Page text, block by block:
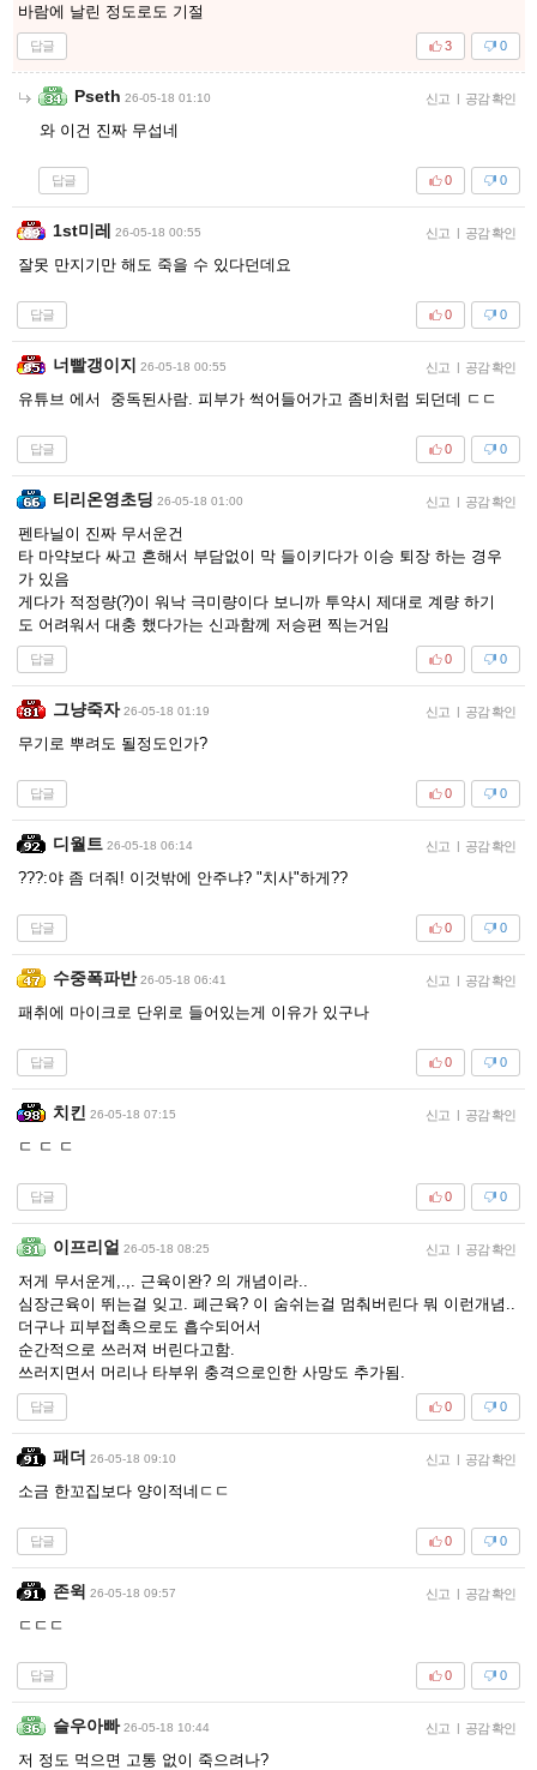
바람에 날린 정도로도 기절
답글 0
3
Pseth 26-05-18 01:10 신고 | 공감 확인
와 이건 진짜 무섭네
답글 0
0
1st미레 26-05-18 00:55 신고 | 공감 확인
잘못 만지기만 해도 죽을 수 있다던데요
답글 0
0
너빨갱이지 26-05-18 00:55 신고 | 공감 확인
유튜브 에서 중독된사람. 피부가 썩어들어가고 좀비처럼 되던데 ㄷㄷ
답글 0
0
티리온영초딩 26-05-18 01:00 신고 | 공감 확인
펜타닐이 진짜 무서운건
타 마약보다 싸고 흔해서 부담없이 막 들이키다가 이승 퇴장 하는 경우
가 있음
게다가 적정량(?)이 워낙 극미량이다 보니까 투약시 제대로 계량 하기
도 어려워서 대충 했다가는 신과함께 저승편 찍는거임
답글 0
0
그냥죽자 26-05-18 01:19 신고 | 공감 확인
무기로 뿌려도 될정도인가?
답글 0
0
디월트 26-05-18 06:14 신고 | 공감 확인
???:야 좀 더줘! 이것밖에 안주냐? "치사"하게??
답글 0
0
수중폭파반 26-05-18 06:41 신고 | 공감 확인
패취에 마이크로 단위로 들어있는게 이유가 있구나
답글 0
0
치킨 26-05-18 07:15 신고 | 공감 확인
ㄷ ㄷ ㄷ
답글 0
0
이프리얼 26-05-18 08:25 신고 | 공감 확인
저게 무서운게,.,. 근육이완? 의 개념이라..
심장근육이 뛰는걸 잊고. 폐근육? 이 숨쉬는걸 멈춰버린다 뭐 이런개념..
더구나 피부접촉으로도 흡수되어서
순간적으로 쓰러져 버린다고함.
쓰러지면서 머리나 타부위 충격으로인한 사망도 추가됨.
답글 0
0
패더 26-05-18 09:10 신고 | 공감 확인
소금 한꼬집보다 양이적네ㄷㄷ
답글 0
0
존윅 26-05-18 09:57 신고 | 공감 확인
ㄷㄷㄷ
답글 0
0
슬우아빠 26-05-18 10:44 신고 | 공감 확인
저 정도 먹으면 고통 없이 죽으려나?